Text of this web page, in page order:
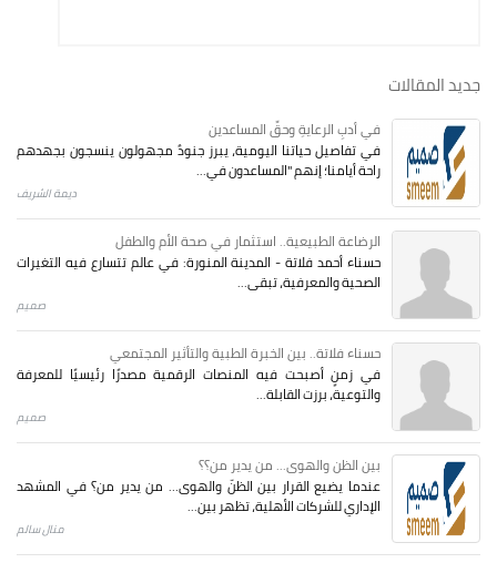
جديد المقالات
في أدبِ الرعايةِ وحقِّ المساعدين
في تفاصيل حياتنا اليومية، يبرز جنودٌ مجهولون ينسجون بجهدهم
راحة أيامنا؛ إنهم "المساعدون في...
ديمة الشريف
الرضاعة الطبيعية.. استثمار في صحة الأم والطفل
حسناء أحمد فلاتة - المدينة المنورة: في عالم تتسارع فيه التغيرات
الصحية والمعرفية، تبقى...
صميم
حسناء فلاتة.. بين الخبرة الطبية والتأثير المجتمعي
في زمنٍ أصبحت فيه المنصات الرقمية مصدرًا رئيسيًا للمعرفة
والتوعية، برزت القابلة...
صميم
بين الظن والهوى... من يدير من؟؟
عندما يضيع القرار بين الظنّ والهوى… من يدير من؟ في المشهد
الإداري للشركات الأهلية، تظهر بين...
منال سالم